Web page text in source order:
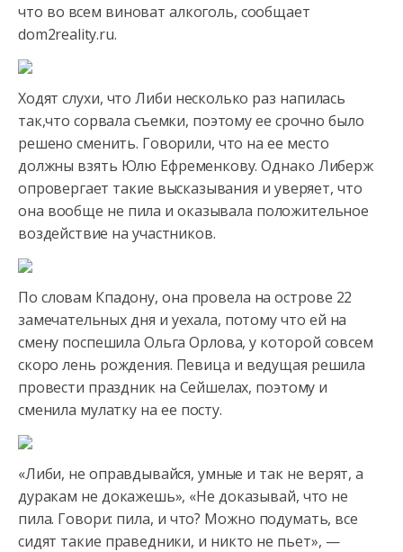
что во всем виноват алкоголь, сообщает
dom2reality.ru.
Ходят слухи, что Либи несколько раз напилась
так,что сорвала съемки, поэтому ее срочно было
решено сменить. Говорили, что на ее место
должны взять Юлю Ефременкову. Однако Либерж
опровергает такие высказывания и уверяет, что
она вообще не пила и оказывала положительное
воздействие на участников.
По словам Кпадону, она провела на острове 22
замечательных дня и уехала, потому что ей на
смену поспешила Ольга Орлова, у которой совсем
скоро лень рождения. Певица и ведущая решила
провести праздник на Сейшелах, поэтому и
сменила мулатку на ее посту.
«Либи, не оправдывайся, умные и так не верят, а
дуракам не докажешь», «Не доказывай, что не
пила. Говори: пила, и что? Можно подумать, все
сидят такие праведники, и никто не пьет», —